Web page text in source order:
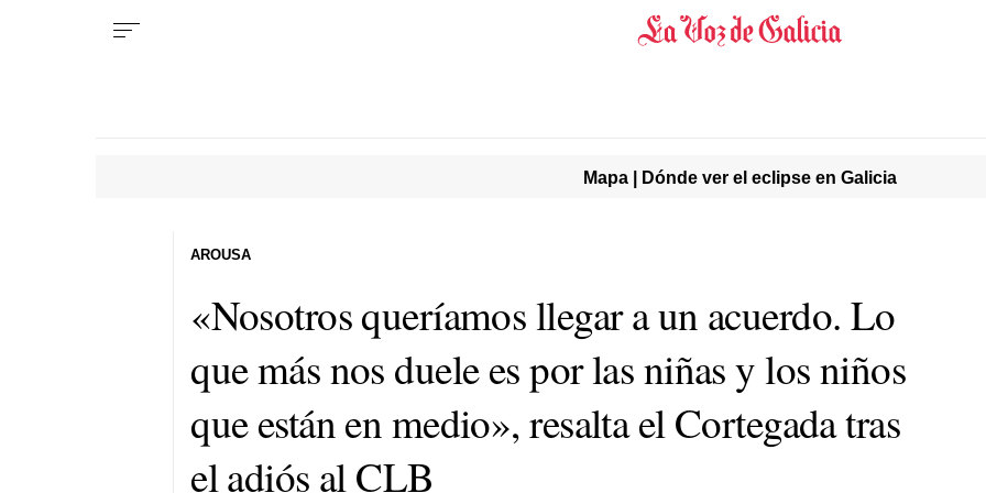
Mapa | Dónde ver el eclipse en Galicia
«Nosotros queríamos llegar a un acuerdo. Lo
que más nos duele es por las niñas y los niños
que están en medio», resalta el Cortegada tras
el adiós al CLB
AROUSA